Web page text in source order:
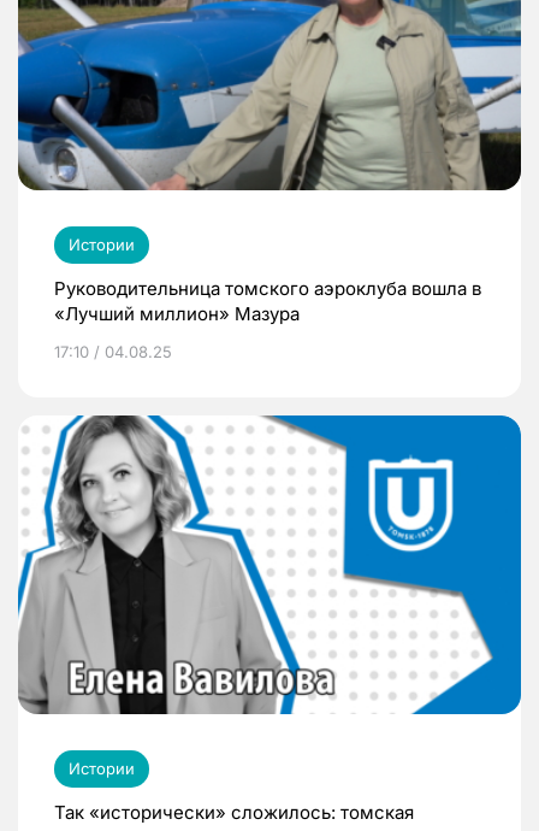
Истории
Руководительница томского аэроклуба вошла в
«Лучший миллион» Мазура
17:10 / 04.08.25
Истории
Так «исторически» сложилось: томская